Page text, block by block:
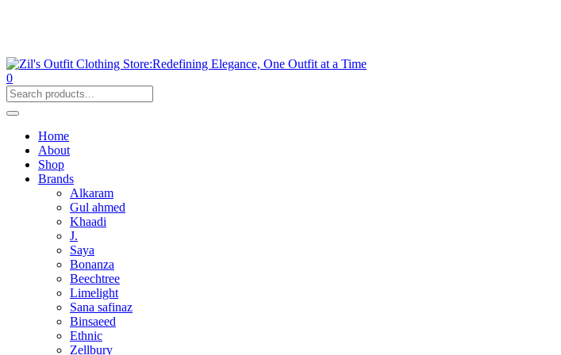
0
Home
About
Shop
Brands
Alkaram
Gul ahmed
Khaadi
J.
Saya
Bonanza
Beechtree
Limelight
Sana safinaz
Binsaeed
Ethnic
Zellbury